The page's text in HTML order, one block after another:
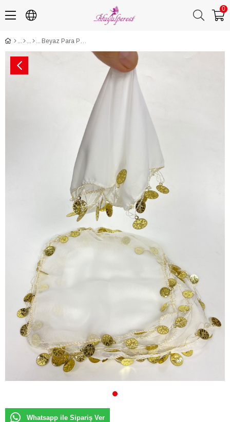
0
Beyaz Para Pul İşlemeli Şifon Lüx Halay Mendili 5 Adet
Whatsapp ile Sipariş Ver